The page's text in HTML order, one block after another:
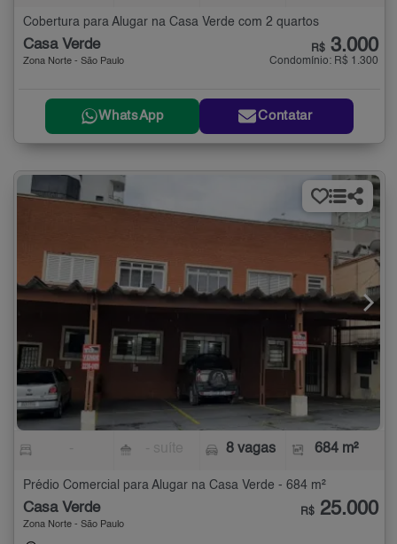
Cobertura para Alugar na Casa Verde com 2 quartos
Casa Verde
Zona Norte - São Paulo
R$ 3.000
Condomínio: R$ 1.300
WhatsApp Contatar
8 vagas 684 m²
Prédio Comercial para Alugar na Casa Verde - 684 m²
Casa Verde
Zona Norte - São Paulo
R$ 25.000